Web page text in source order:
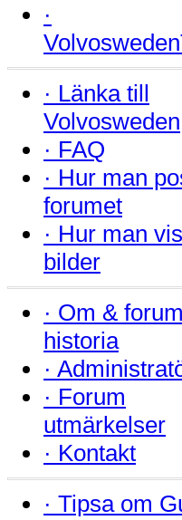
·
· Länka till
Volvosweden
· FAQ
· Hur man
forumet
· Hur man
bilder
· Om &
historia
·
· Forum
utmärkelser
· Kontakt
· Tipsa om